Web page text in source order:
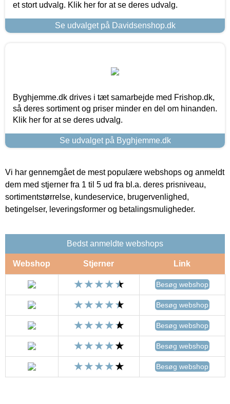
et stort udvalg. Klik her for at se deres udvalg.
Se udvalget på Davidsenshop.dk
Byghjemme.dk drives i tæt samarbejde med Frishop.dk,
så deres sortiment og priser minder en del om hinanden.
Klik her for at se deres udvalg.
Se udvalget på Byghjemme.dk
Vi har gennemgået de mest populære webshops og anmeldt
dem med stjerner fra 1 til 5 ud fra bl.a. deres prisniveau,
sortimentstørrelse, kundeservice, brugervenlighed,
betingelser, leveringsformer og betalingsmuligheder.
Bedst anmeldte webshops
Webshop Stjerner Link
Besøg webshop
Besøg webshop
Besøg webshop
Besøg webshop
Besøg webshop